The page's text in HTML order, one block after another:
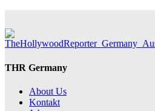
THR Germany
About Us
Kontakt